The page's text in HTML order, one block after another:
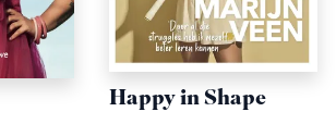
Happy in Shape